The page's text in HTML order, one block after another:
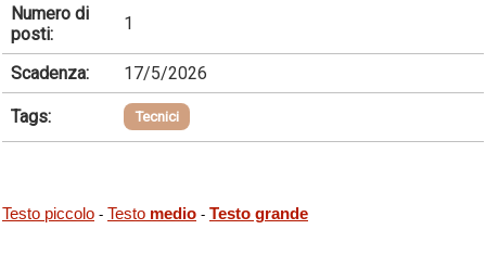
Numero di
posti:
1
Scadenza: 17/5/2026
Tags: Tecnici
Testo piccolo - Testo medio - Testo grande